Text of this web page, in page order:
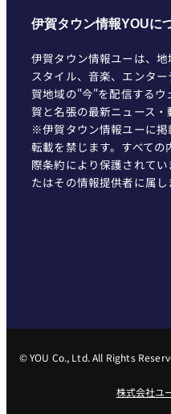
伊賀タウン情報YOUに
伊賀タウン情報ユーは、
スタイル、音楽、エンタ
賀地域の"今"を配信するウ
賀と名張の最新ニュース・
※伊賀タウン情報ユーに
転載を禁じます。すべて
際条約により保護されて
たはその情報提供者に属し
© YOU Co., Ltd. All Rights
株式会社ユ